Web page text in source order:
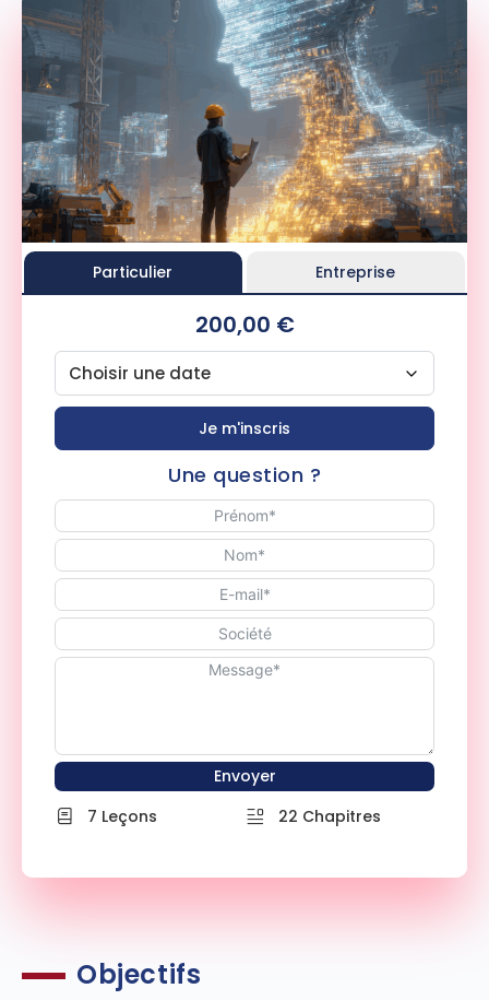
Objectifs
Particulier Entreprise
200,00 €
Je m'inscris
Une question ?
Envoyer
7 Leçons
22 Chapitres